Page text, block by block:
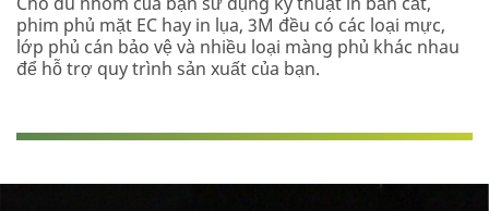
phim phủ mặt EC hay in lụa, 3M đều có các loại mực,
lớp phủ cán bảo vệ và nhiều loại màng phủ khác nhau
để hỗ trợ quy trình sản xuất của bạn.